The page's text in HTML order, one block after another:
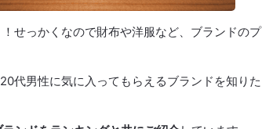
せっかくなので財布や洋服など、ブランドのプ
代男性に気に入ってもらえるブランドを知りた